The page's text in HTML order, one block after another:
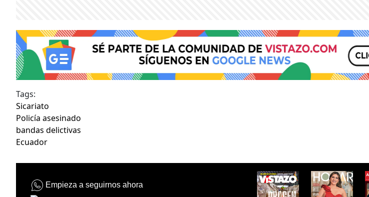
Tags:
Sicariato
Policía asesinado
bandas delictivas
Ecuador
Empieza a seguirnos ahora